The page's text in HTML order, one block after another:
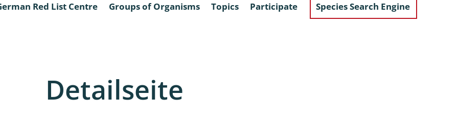
Red List Centre Groups of Organisms
& Asellota
Bacillariophyta
Topics Participate Species Search Engine
Detailseite